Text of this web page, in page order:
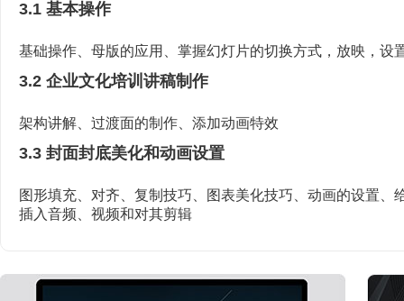
3.1 基本操作
基础操作、母版的应用、掌握幻灯片的切换方式，放映，设
3.2 企业文化培训讲稿制作
架构讲解、过渡面的制作、添加动画特效
3.3 封面封底美化和动画设置
图形填充、对齐、复制技巧、图表美化技巧、动画的设置、
插入音频、视频和对其剪辑